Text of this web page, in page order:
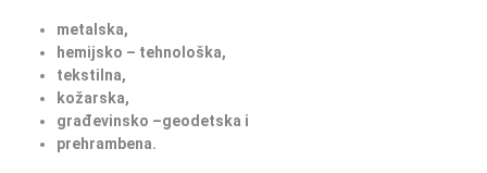
metalska,
hemijsko – tehnološka,
tekstilna,
kožarska,
građevinsko –geodetska i
prehrambena.